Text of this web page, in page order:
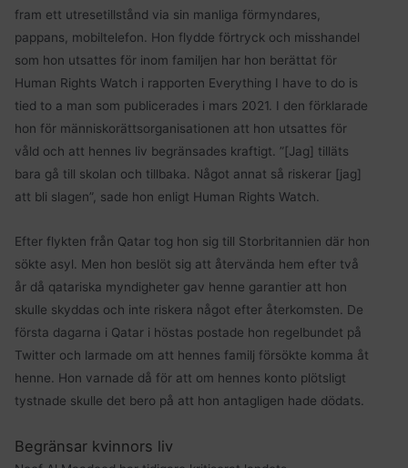
fram ett utresetillstånd via sin manliga förmyndares,
pappans, mobiltelefon. Hon flydde förtryck och misshandel
som hon utsattes för inom familjen har hon berättat för
Human Rights Watch i rapporten Everything I have to do is
tied to a man som publicerades i mars 2021. I den förklarade
hon för människorättsorganisationen att hon utsattes för
våld och att hennes liv begränsades kraftigt. ”[Jag] tilläts
bara gå till skolan och tillbaka. Något annat så riskerar [jag]
att bli slagen”, sade hon enligt Human Rights Watch.
Efter flykten från Qatar tog hon sig till Storbritannien där hon
sökte asyl. Men hon beslöt sig att återvända hem efter två
år då qatariska myndigheter gav henne garantier att hon
skulle skyddas och inte riskera något efter återkomsten. De
första dagarna i Qatar i höstas postade hon regelbundet på
Twitter och larmade om att hennes familj försökte komma åt
henne. Hon varnade då för att om hennes konto plötsligt
tystnade skulle det bero på att hon antagligen hade dödats.
Begränsar kvinnors liv